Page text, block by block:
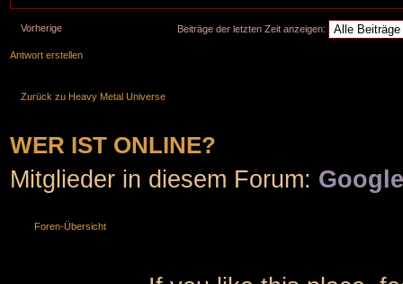
Vorherige Beiträge der letzten Zeit anzeigen:
Antwort erstellen
Zurück zu Heavy Metal Universe
WER IST ONLINE?
Mitglieder in diesem Forum:
Foren-Übersicht